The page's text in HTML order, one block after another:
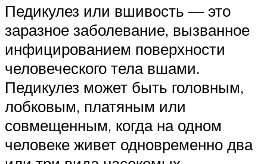
Педикулез или вшивость — это
заразное заболевание, вызванное
инфицированием поверхности
человеческого тела вшами.
Педикулез может быть головным,
лобковым, платяным или
совмещенным, когда на одном
человеке живет одновременно два